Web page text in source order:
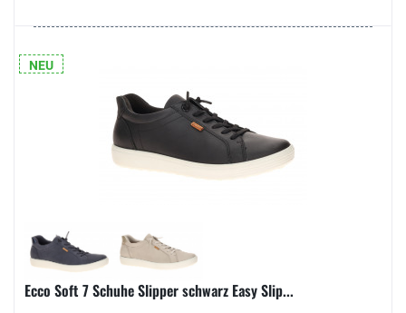
NEU
Ecco Soft 7 Schuhe Slipper schwarz Easy Slip...